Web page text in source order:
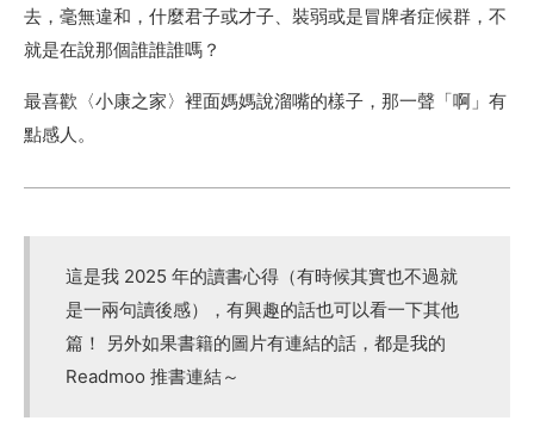
去，毫無違和，什麼君子或才子、裝弱或是冒牌者症候群，不
就是在說那個誰誰誰嗎？
最喜歡〈小康之家〉裡面媽媽說溜嘴的樣子，那一聲「啊」有
點感人。
這是我 2025 年的讀書心得（有時候其實也不過就
是一兩句讀後感），有興趣的話也可以看一下其他
篇！ 另外如果書籍的圖片有連結的話，都是我的
Readmoo 推書連結～